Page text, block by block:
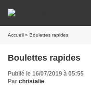
Accueil » Boulettes rapides
Boulettes rapides
Publié le 16/07/2019 à 05:55
Par christalie